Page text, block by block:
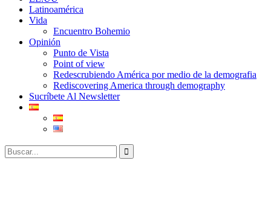
Latinoamérica
Vida
Encuentro Bohemio
Opinión
Punto de Vista
Point of view
Redescrubiendo América por medio de la demografia
Rediscovering America through demography
Sucríbete Al Newsletter